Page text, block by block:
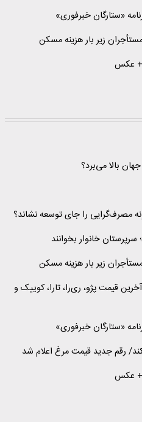
«ستارگان خبرفوری»
زیر بار هزینه مسکن
+ عکس
مصرف‌گرایی را جای توسعه نشاند؟
سرپرستان خانوار بخوانند
زیر بار هزینه مسکن
قیمت پژو، ری‌را، تارا، کوییک و
«ستارگان خبرفوری»
رقم جدید قیمت مرغ اعلام شد
+ عکس